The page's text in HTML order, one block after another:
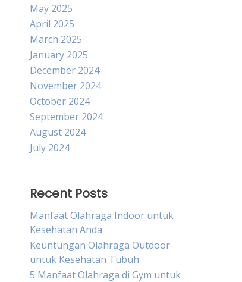
May 2025
April 2025
March 2025
January 2025
December 2024
November 2024
October 2024
September 2024
August 2024
July 2024
Recent Posts
Manfaat Olahraga Indoor untuk
Kesehatan Anda
Keuntungan Olahraga Outdoor
untuk Kesehatan Tubuh
5 Manfaat Olahraga di Gym untuk